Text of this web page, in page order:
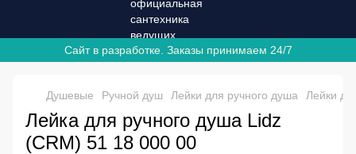
Сайт в разработке. Заказы принимаем 24/7
Душевые Ручной душ Лейки для ручного душа Лейки
Лейка для ручного душа Lidz
(CRM) 51 18 000 00